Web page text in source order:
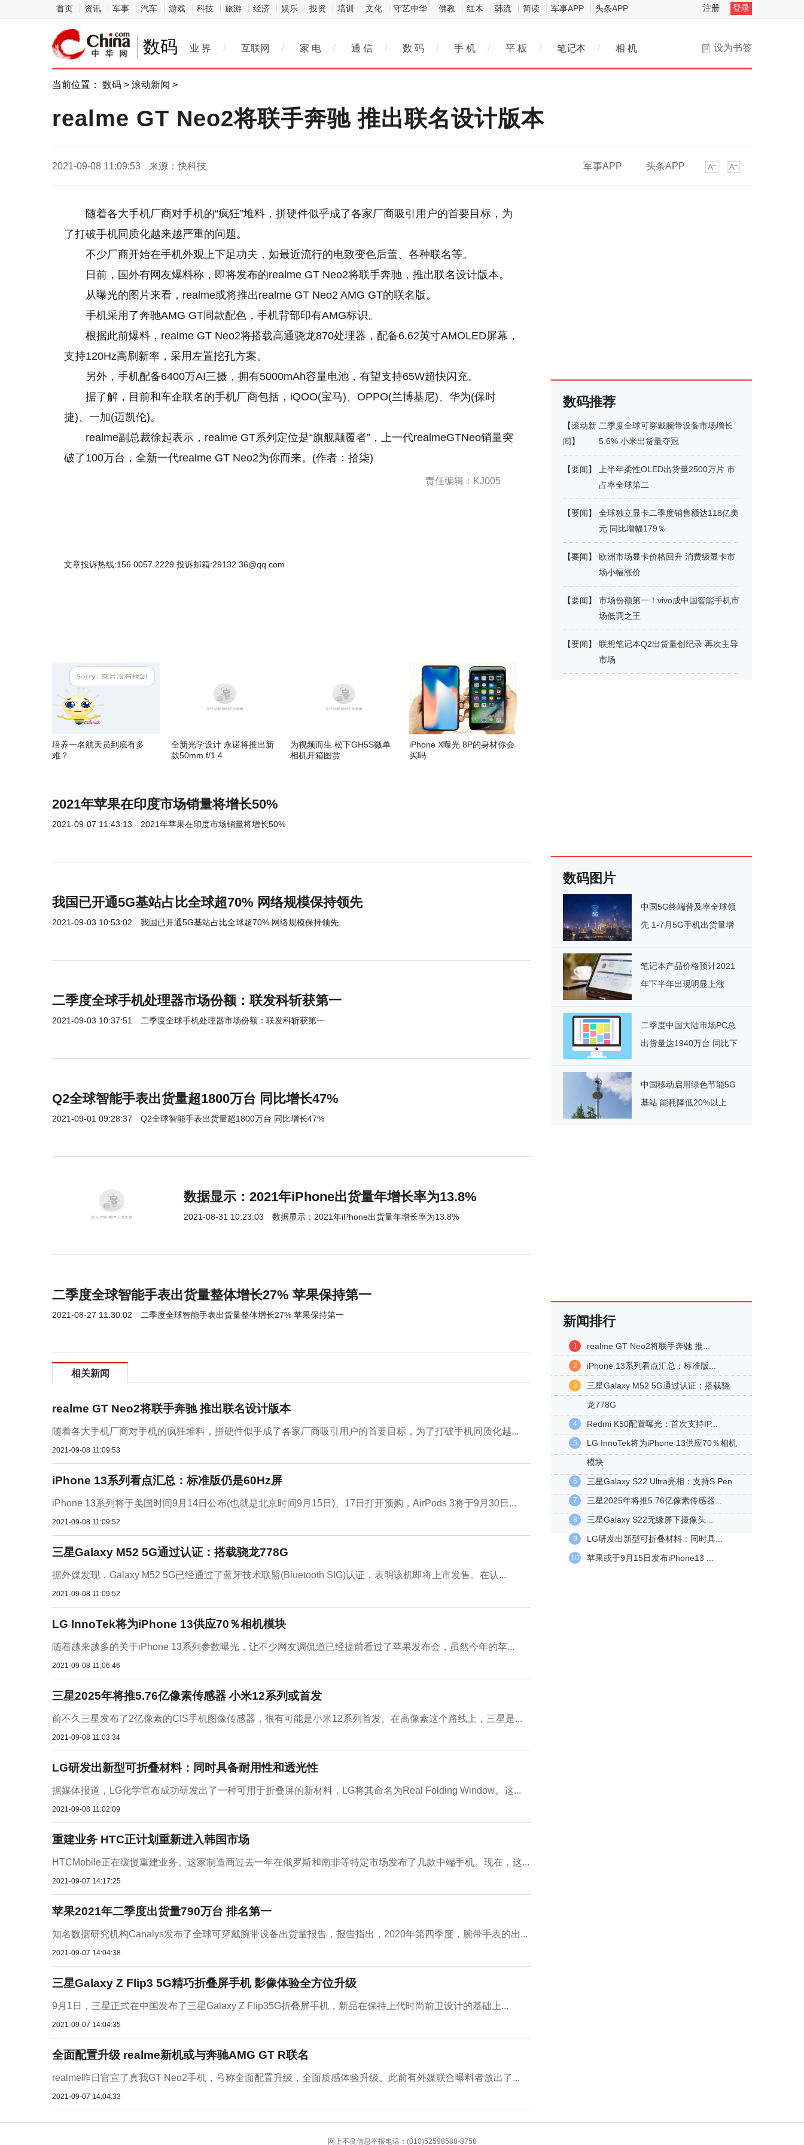
首页 资讯 军事 汽车 游戏 科技 旅游 经济 娱乐 投资 培训 文化 守艺中华 佛教 红木 韩流 简读 军事APP 头条APP 注册 登录
数码 设为书签
业 界 / 互联网 / 家 电 / 通 信 / 数 码 / 手 机 / 平 板 / 笔记本 / 相 机
当前位置： 数码 > 滚动新闻 >
realme GT Neo2将联手奔驰 推出联名设计版本
2021-09-08 11:09:53 来源：快科技 军事APP 头条APP
随着各大手机厂商对手机的“疯狂”堆料，拼硬件似乎成了各家厂商吸引用户的首要目标，为
了打破手机同质化越来越严重的问题。
不少厂商开始在手机外观上下足功夫，如最近流行的电致变色后盖、各种联名等。
日前，国外有网友爆料称，即将发布的realme GT Neo2将联手奔驰，推出联名设计版本。
从曝光的图片来看，realme或将推出realme GT Neo2 AMG GT的联名版。
手机采用了奔驰AMG GT同款配色，手机背部印有AMG标识。
根据此前爆料，realme GT Neo2将搭载高通骁龙870处理器，配备6.62英寸AMOLED屏幕，
支持120Hz高刷新率，采用左置挖孔方案。
另外，手机配备6400万AI三摄，拥有5000mAh容量电池，有望支持65W超快闪充。
据了解，目前和车企联名的手机厂商包括，iQOO(宝马)、OPPO(兰博基尼)、华为(保时
捷)、一加(迈凯伦)。
realme副总裁徐起表示，realme GT系列定位是“旗舰颠覆者”，上一代realmeGTNeo销量突
破了100万台，全新一代realme GT Neo2为你而来。(作者：拾柒)
责任编辑：KJ005
文章投诉热线:156 0057 2229 投诉邮箱:29132 36@qq.com
培养一名航天员到底有多
难？
全新光学设计 永诺将推出新
款50mm f/1.4
为视频而生 松下GH5S微单
相机开箱图赏
iPhone X曝光 8P的身材你会
买吗
2021年苹果在印度市场销量将增长50%
2021-09-07 11:43:13 2021年苹果在印度市场销量将增长50%
我国已开通5G基站占比全球超70% 网络规模保持领先
2021-09-03 10:53:02 我国已开通5G基站占比全球超70% 网络规模保持领先
二季度全球手机处理器市场份额：联发科斩获第一
2021-09-03 10:37:51 二季度全球手机处理器市场份额：联发科斩获第一
Q2全球智能手表出货量超1800万台 同比增长47%
2021-09-01 09:28:37 Q2全球智能手表出货量超1800万台 同比增长47%
数据显示：2021年iPhone出货量年增长率为13.8%
2021-08-31 10:23:03 数据显示：2021年iPhone出货量年增长率为13.8%
二季度全球智能手表出货量整体增长27% 苹果保持第一
2021-08-27 11:30:02 二季度全球智能手表出货量整体增长27% 苹果保持第一
相关新闻
realme GT Neo2将联手奔驰 推出联名设计版本
随着各大手机厂商对手机的疯狂堆料，拼硬件似乎成了各家厂商吸引用户的首要目标，为了打破手机同质化越...
2021-09-08 11:09:53
iPhone 13系列看点汇总：标准版仍是60Hz屏
iPhone 13系列将于美国时间9月14日公布(也就是北京时间9月15日)、17日打开预购，AirPods 3将于9月30日...
2021-09-08 11:09:52
三星Galaxy M52 5G通过认证：搭载骁龙778G
据外媒发现，Galaxy M52 5G已经通过了蓝牙技术联盟(Bluetooth SIG)认证，表明该机即将上市发售。在认...
2021-09-08 11:09:52
LG InnoTek将为iPhone 13供应70％相机模块
随着越来越多的关于iPhone 13系列参数曝光，让不少网友调侃道已经提前看过了苹果发布会，虽然今年的苹...
2021-09-08 11:06:46
三星2025年将推5.76亿像素传感器 小米12系列或首发
前不久三星发布了2亿像素的CIS手机图像传感器，很有可能是小米12系列首发。在高像素这个路线上，三星是...
2021-09-08 11:03:34
LG研发出新型可折叠材料：同时具备耐用性和透光性
据媒体报道，LG化学宣布成功研发出了一种可用于折叠屏的新材料，LG将其命名为Real Folding Window。这...
2021-09-08 11:02:09
重建业务 HTC正计划重新进入韩国市场
HTCMobile正在缓慢重建业务。这家制造商过去一年在俄罗斯和南非等特定市场发布了几款中端手机。现在，这...
2021-09-07 14:17:25
苹果2021年二季度出货量790万台 排名第一
知名数据研究机构Canalys发布了全球可穿戴腕带设备出货量报告，报告指出，2020年第四季度，腕带手表的出...
2021-09-07 14:04:38
三星Galaxy Z Flip3 5G精巧折叠屏手机 影像体验全方位升级
9月1日，三星正式在中国发布了三星Galaxy Z Flip35G折叠屏手机，新品在保持上代时尚前卫设计的基础上...
2021-09-07 14:04:35
全面配置升级 realme新机或与奔驰AMG GT R联名
realme昨日官宣了真我GT Neo2手机，号称全面配置升级，全面质感体验升级。此前有外媒联合曝料者放出了...
2021-09-07 14:04:33
数码推荐
【滚动新
闻】
二季度全球可穿戴腕带设备市场增长
5.6% 小米出货量夺冠
【要闻】
上半年柔性OLED出货量2500万片 市
占率全球第二
【要闻】
全球独立显卡二季度销售额达118亿美
元 同比增幅179％
【要闻】
欧洲市场显卡价格回升 消费级显卡市
场小幅涨价
【要闻】
市场份额第一！vivo成中国智能手机市
场低调之王
【要闻】
联想笔记本Q2出货量创纪录 再次主导
市场
数码图片
中国5G终端普及率全球领
先 1-7月5G手机出货量增
笔记本产品价格预计2021
年下半年出现明显上涨
二季度中国大陆市场PC总
出货量达1940万台 同比下
中国移动启用绿色节能5G
基站 能耗降低20%以上
新闻排行
1 realme GT Neo2将联手奔驰 推...
2 iPhone 13系列看点汇总：标准版...
3
三星Galaxy M52 5G通过认证：搭载骁
龙778G
4 Redmi K50配置曝光：首次支持IP...
5
LG InnoTek将为iPhone 13供应70％相机
模块
6 三星Galaxy S22 Ultra亮相：支持S Pen
7 三星2025年将推5.76亿像素传感器...
8 三星Galaxy S22无缘屏下摄像头...
9 LG研发出新型可折叠材料：同时具...
10 苹果或于9月15日发布iPhone13 ...
网上不良信息举报电话：(010)52598588-8758